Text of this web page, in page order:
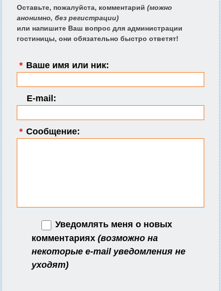
Оставьте, пожалуйста, комментарий (можно
анонимно, без регистрации)
или напишите Ваш вопрос для администрации
гостиницы, они обязательно быстро ответят!
* Ваше имя или ник:
E-mail:
* Сообщение:
Уведомлять меня о новых
комментариях (возможно на
некоторые e-mail уведомления не
уходят)